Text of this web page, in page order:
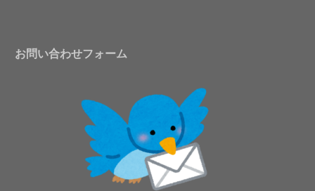
お問い合わせフォーム